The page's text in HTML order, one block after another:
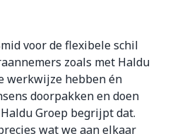
voor de flexibele schil
zoals met Haldu
werkwijze hebben én
doorpakken en doen
Groep begrijpt dat.
wat we aan elkaar